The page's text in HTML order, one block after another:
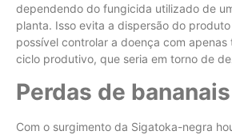
dependendo do fungicida utilizado de
planta. Isso evita a dispersão do
possível controlar a doença com
ciclo produtivo, que seria em torno de
Perdas de bananais
Com o surgimento da Sigatoka-negra